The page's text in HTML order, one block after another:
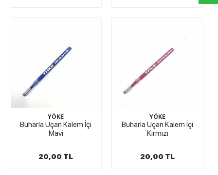
YÖKE
Buharla Uçan Kalem İçi
Mavi
20,00 TL
YÖKE
Buharla Uçan Kalem İçi
Kırmızı
20,00 TL